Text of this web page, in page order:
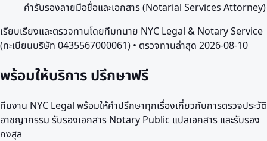
คำรับรองลายมือชื่อและเอกสาร (Notarial Services Attorney)
เรียบเรียงและตรวจทานโดยทีมทนาย NYC Legal & Notary Service
(ทะเบียนบริษัท 0435567000061) • ตรวจทานล่าสุด 2026-08-10
พร้อมให้บริการ ปรึกษาฟรี
ทีมงาน NYC Legal พร้อมให้คำปรึกษาทุกเรื่องเกี่ยวกับการตรวจประวัติ
อาชญากรรม รับรองเอกสาร Notary Public แปลเอกสาร และรับรอง
กงสุล